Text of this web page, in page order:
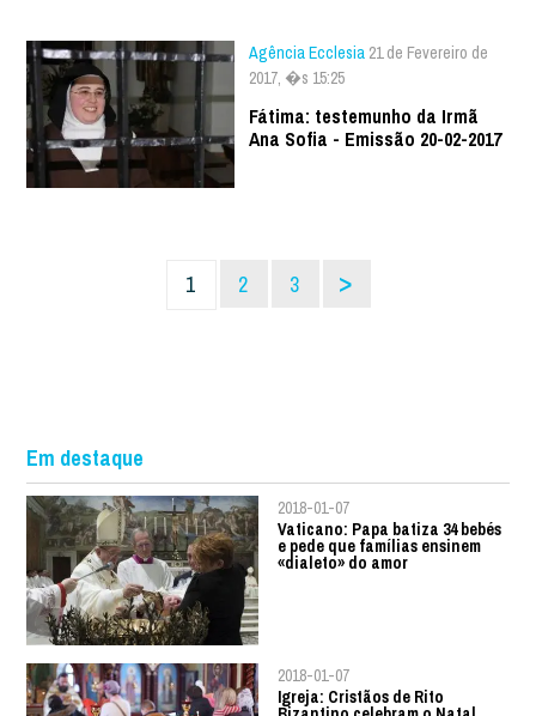
Agência Ecclesia 21 de Fevereiro de
2017, �s 15:25
Fátima: testemunho da Irmã
Ana Sofia - Emissão 20-02-2017
1 2 3 >
Em destaque
2018-01-07
Vaticano: Papa batiza 34 bebés
e pede que famílias ensinem
«dialeto» do amor
2018-01-07
Igreja: Cristãos de Rito